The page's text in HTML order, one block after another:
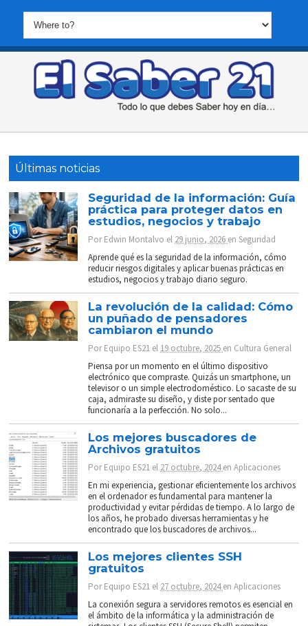
Últimas noticias
Seguridad de la información: Guía
práctica para proteger datos en
estudios, negocios y trabajo
PorEdwin Montalvo el 29 junio, 2026 enSeguridad
Aprende qué es la seguridad de la información, cómo
reducir riesgos digitales y aplicar buenas prácticas en
estudios, negocios y trabajo diario seguro.
La revolución de la calidad: Cómo
un puñado de pensadores
cambiaron el mundo
PorEquipo ES21 el 19 octubre, 2025 en Cultura General
Piensa por un momento en el último dispositivo
electrónico que compraste. Quizás un smartphone, un
televisor o un simple electrodoméstico. Lo sacaste de su
caja, admiraste su diseño, y diste por sentado que
funcionaría a la perfección. No solo...
Los mejores buscadores de
Archivos gratuitos
PorEquipo ES21 el 27 octubre, 2024enAplicaciones
En mi experiencia, gestionar eficientemente los archivos
en el ordenador es fundamental para mantener la
productividad y evitar pérdidas de tiempo. A lo largo de
los años, he probado diversas herramientas y he
encontrado que los buscadores de archivos...
Los mejores clientes SSH
gratuitos
PorEquipo ES21 el 27 octubre, 2024enAplicaciones
La conexión segura a servidores remotos es esencial en
el ámbito de la informática y la administración de